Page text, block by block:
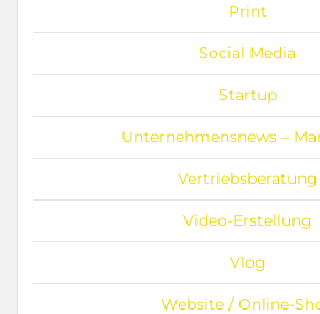
Print
Social Media
Startup
Unternehmensnews –
Vertriebsberatung
Video-Erstellung
Vlog
Website / Online-